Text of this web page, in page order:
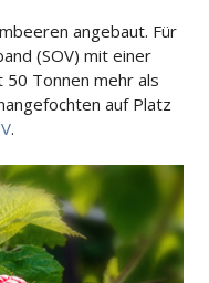
angebaut. Für
(SOV) mit einer
50 Tonnen mehr als
auf Platz
.